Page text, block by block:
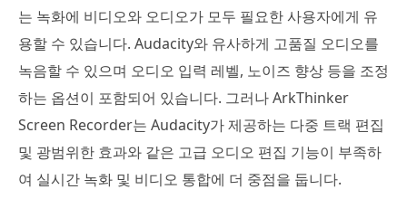
는 녹화에 비디오와 오디오가 모두 필요한 사용자에게 유
용할 수 있습니다. Audacity와 유사하게 고품질 오디오를
녹음할 수 있으며 오디오 입력 레벨, 노이즈 향상 등을 조정
하는 옵션이 포함되어 있습니다. 그러나 ArkThinker
Screen Recorder는 Audacity가 제공하는 다중 트랙 편집
및 광범위한 효과와 같은 고급 오디오 편집 기능이 부족하
여 실시간 녹화 및 비디오 통합에 더 중점을 둡니다.